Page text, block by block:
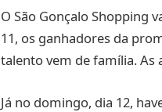
O São Gonçalo Shopping
11, os ganhadores da
talento vem de família. As
Já no domingo, dia 12,